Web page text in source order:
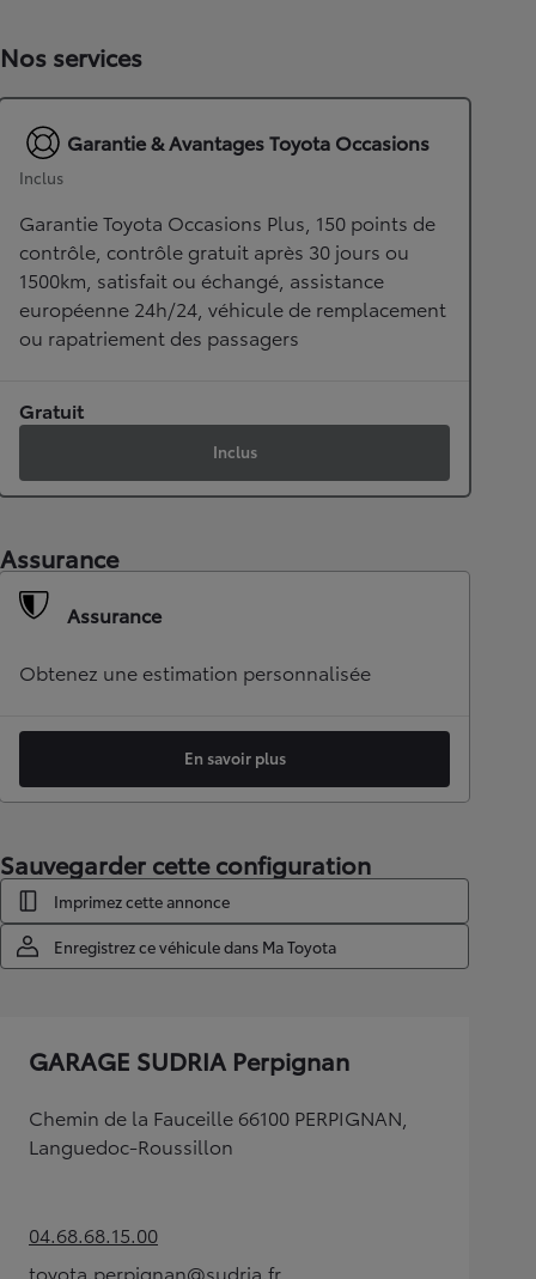
Nos services
Garantie & Avantages Toyota Occasions
Inclus
Garantie Toyota Occasions Plus, 150 points de
contrôle, contrôle gratuit après 30 jours ou
1500km, satisfait ou échangé, assistance
européenne 24h/24, véhicule de remplacement
ou rapatriement des passagers
Gratuit
Inclus
Assurance
Assurance
Obtenez une estimation personnalisée
En savoir plus
Sauvegarder cette configuration
Imprimez cette annonce
Enregistrez ce véhicule dans Ma Toyota
GARAGE SUDRIA Perpignan
Chemin de la Fauceille 66100 PERPIGNAN,
Languedoc-Roussillon
04.68.68.15.00(Opens in new tab)
toyota.perpignan@sudria.fr